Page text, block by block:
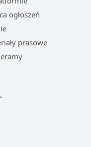
ogłoszeń
prasowe